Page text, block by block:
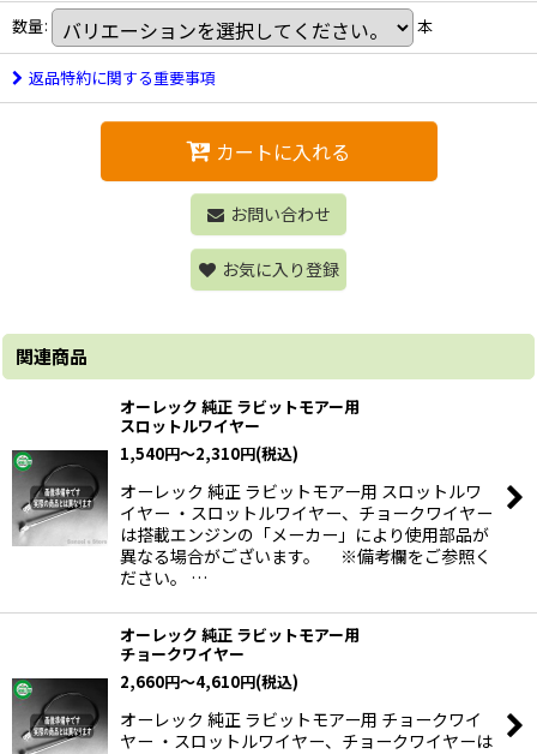
数量: 本
返品特約に関する重要事項
カートに入れる
お問い合わせ
お気に入り登録
関連商品
オーレック 純正 ラビットモアー用
スロットルワイヤー
1,540円～2,310円(税込)
オーレック 純正 ラビットモアー用 スロットルワ
イヤー ・スロットルワイヤー、チョークワイヤー
は搭載エンジンの「メーカー」により使用部品が
異なる場合がございます。 ※備考欄をご参照く
ださい。 …
オーレック 純正 ラビットモアー用
チョークワイヤー
2,660円～4,610円(税込)
オーレック 純正 ラビットモアー用 チョークワイ
ヤー ・スロットルワイヤー、チョークワイヤーは